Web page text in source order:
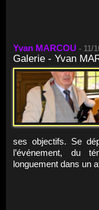
Yvan MARCOU - 11/
Galerie - Yvan
ses objectifs. Se
l’événement, du
longuement dans un